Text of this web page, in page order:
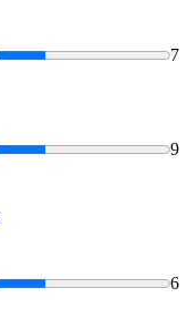
7
9
6